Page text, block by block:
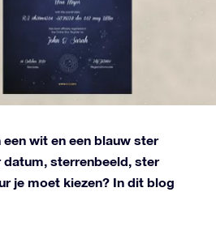
wit en een blauw ster
sterrenbeeld, ster
je moet kiezen? In dit blog